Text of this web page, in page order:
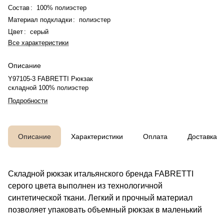
Состав :
100% полиэстер
Материал подкладки : полиэстер
Цвет : серый
Все характеристики
Описание
Y97105-3 FABRETTI Рюкзак
складной 100% полиэстер
Подробности
Описание Характеристики Оплата Доставка
Складной рюкзак итальянского бренда FABRETTI
серого цвета выполнен из технологичной
синтетической ткани. Легкий и прочный материал
позволяет упаковать объемный рюкзак в маленький